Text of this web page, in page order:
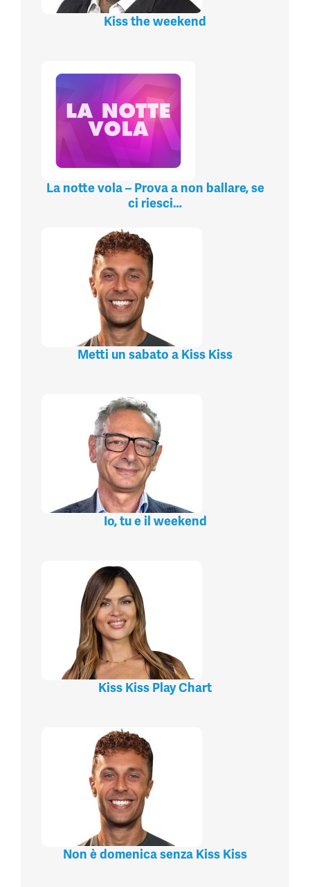
Kiss the weekend
La notte vola – Prova a non ballare, se
ci riesci…
Metti un sabato a Kiss Kiss
Io, tu e il weekend
Kiss Kiss Play Chart
Non è domenica senza Kiss Kiss